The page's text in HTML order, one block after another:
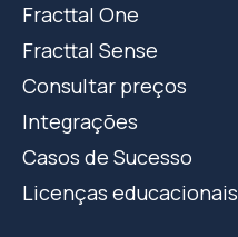
Fracttal One
Fracttal Sense
Consultar preços
Integrações
Casos de Sucesso
Licenças educacionais